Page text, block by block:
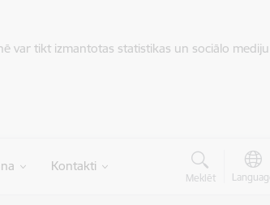
var tikt izmantotas statistikas un sociālo
Kontakti
Meklēt